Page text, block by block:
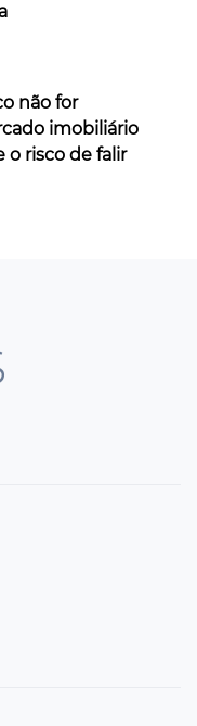
não for
imobiliário
o risco de falir